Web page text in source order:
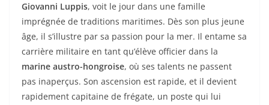
Giovanni Luppis, voit le jour dans une famille
imprégnée de traditions maritimes. Dès son plus jeune
âge, il s’illustre par sa passion pour la mer. Il entame sa
carrière militaire en tant qu’élève officier dans la
marine austro-hongroise, où ses talents ne passent
pas inaperçus. Son ascension est rapide, et il devient
rapidement capitaine de frégate, un poste qui lui